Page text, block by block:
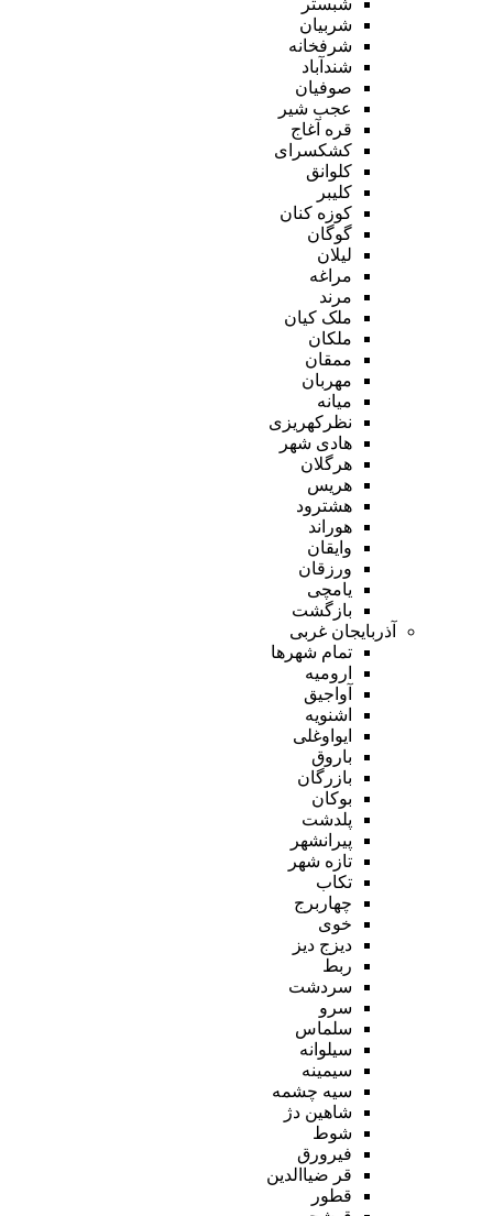
شربیان
شرفخانه
شندآباد
صوفیان
عجب شیر
قره آغاج
کشکسرای
کلوانق
کلیبر
کوزه کنان
گوگان
لیلان
مراغه
مرند
ملک کیان
ملکان
ممقان
مهربان
میانه
نظرکهریزی
هادی شهر
هرگلان
هریس
هشترود
هوراند
وایقان
ورزقان
یامچی
بازگشت
آذربایجان غربی
تمام شهر‌ها
ارومیه
آواجیق
اشنویه
ایواوغلی
باروق
بازرگان
بوکان
پلدشت
پیرانشهر
تازه شهر
تکاب
چهاربرج
خوی
دیزج دیز
ربط
سردشت
سرو
سلماس
سیلوانه
سیمینه
سیه چشمه
شاهین دژ
شوط
فیرورق
قر ضیاالدین
قطور